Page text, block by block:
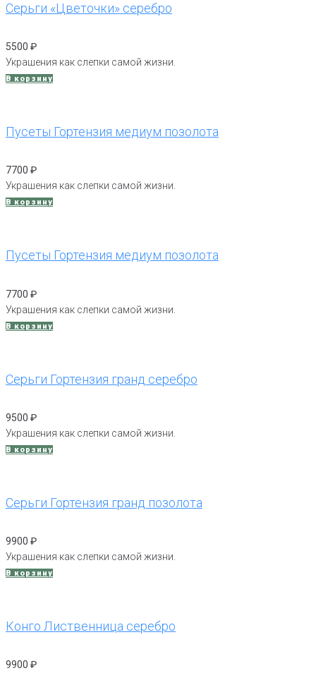
Серьги «Цветочки» серебро
5500 ₽
Украшения как слепки самой жизни.
В корзину
Пусеты Гортензия медиум позолота
7700 ₽
Украшения как слепки самой жизни.
В корзину
Пусеты Гортензия медиум позолота
7700 ₽
Украшения как слепки самой жизни.
В корзину
Серьги Гортензия гранд серебро
9500 ₽
Украшения как слепки самой жизни.
В корзину
Серьги Гортензия гранд позолота
9900 ₽
Украшения как слепки самой жизни.
В корзину
Конго Лиственница серебро
9900 ₽